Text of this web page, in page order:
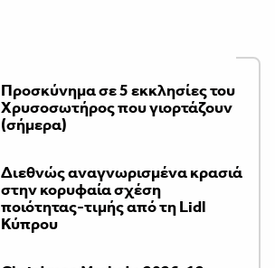
Προσκύνημα σε 5 εκκλησίες του
Χρυσοσωτήρος που γιορτάζουν
(σήμερα)
Διεθνώς αναγνωρισμένα κρασιά
στην κορυφαία σχέση
ποιότητας-τιμής από τη Lidl
Κύπρου